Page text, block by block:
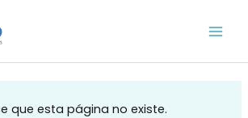
que esta página no existe.